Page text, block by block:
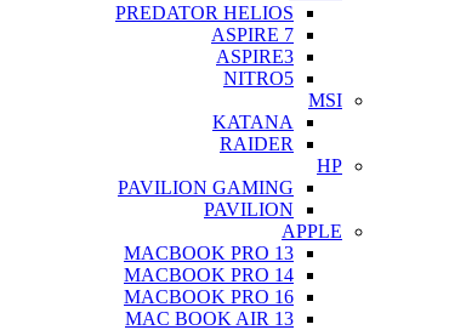
PREDATOR HELIOS
ASPIRE 7
ASPIRE3
NITRO5
MSI
KATANA
RAIDER
HP
PAVILION GAMING
PAVILION
APPLE
MACBOOK PRO 13
MACBOOK PRO 14
MACBOOK PRO 16
MAC BOOK AIR 13